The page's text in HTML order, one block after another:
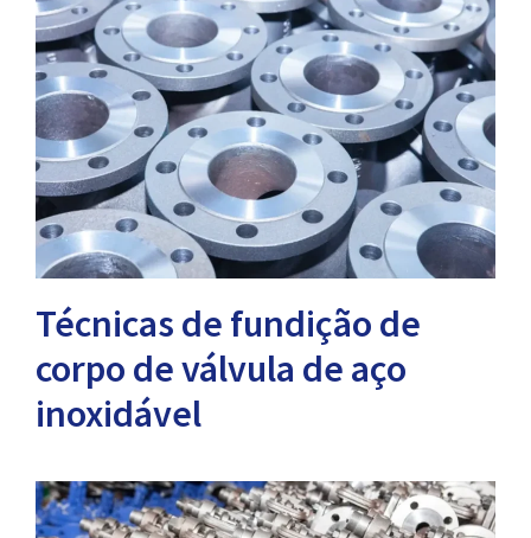
Técnicas de fundição de
corpo de válvula de aço
inoxidável